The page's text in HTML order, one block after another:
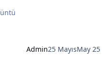
Admin25 MayısMay 25